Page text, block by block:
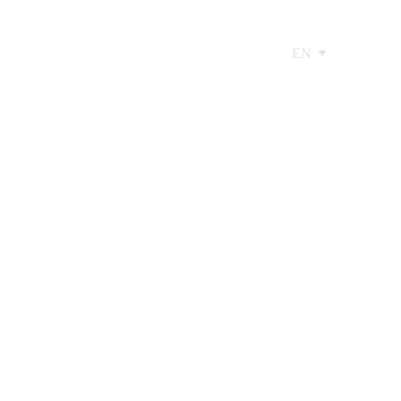
EN